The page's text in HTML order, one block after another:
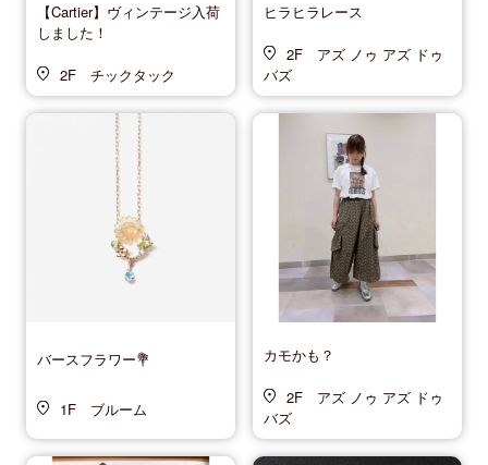
【Cartier】ヴィンテージ入荷
しました！
2F チックタック
ヒラヒラレース
2F アズ ノゥ アズ ドゥ
バズ
バースフラワー💐
1F ブルーム
カモかも？
2F アズ ノゥ アズ ドゥ
バズ